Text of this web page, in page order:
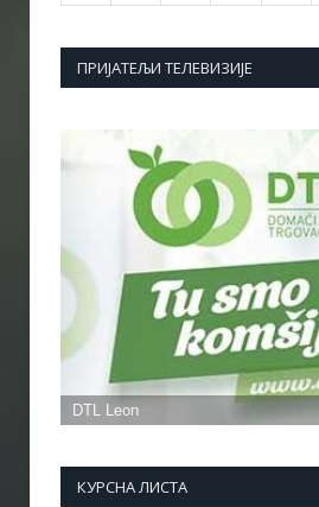
ПРИЈАТЕЉИ ТЕЛЕВИЗИЈЕ
КУРСНА ЛИСТА